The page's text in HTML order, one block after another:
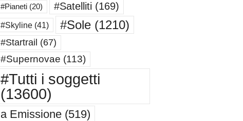
#Pianeti(20) #Satelliti (169)
#Skyline(41) #Sole(1210)
#Startrail (67)
#Supernovae (113)
#Tutti i soggetti
(13600)
a Emissione(519)